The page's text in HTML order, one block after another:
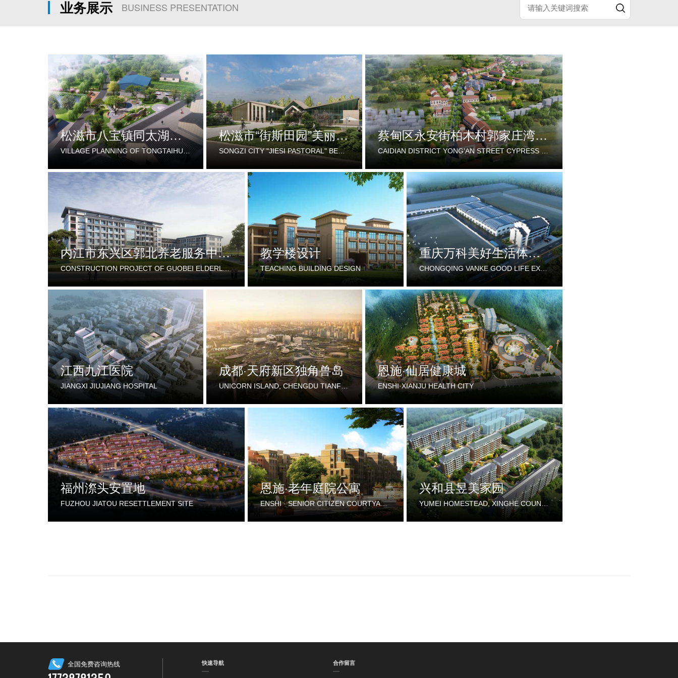
业务展示 BUSINESS PRESENTATION
松滋市八宝镇同太湖村村庄规划
VILLAGE PLANNING OF TONGTAIHU VILLAGE, BABAO TOWN, SONGZI CITY
松滋市“街斯田园”美丽乡村示范片建设项目
SONGZI CITY "JIESI PASTORAL" BEAUTIFUL RURAL DEMONSTRATION FILM CONSTRUCTION PROJECT
蔡甸区永安街柏木村郭家庄湾省级美丽乡村试点建设项目
内江市东兴区郭北养老服务中心建设项目 教学楼设计
TEACHING BUILDING DESIGN
重庆万科美好生活体验中心
江西九江医院
JIANGXI JIUJIANG HOSPITAL
成都·天府新区独角兽岛
UNICORN ISLAND, CHENGDU TIANFU NEW DISTRICT
恩施·仙居健康城
ENSHI·XIANJU HEALTH CITY
福州漈头安置地
FUZHOU JIATOU RESETTLEMENT SITE
恩施·老年庭院公寓
ENSHI · SENIOR CITIZEN COURTYARD APARTMENT
兴和县昱美家园
YUMEI HOMESTEAD, XINGHE COUNTY
全国免费咨询热线 快速导航 合作留言